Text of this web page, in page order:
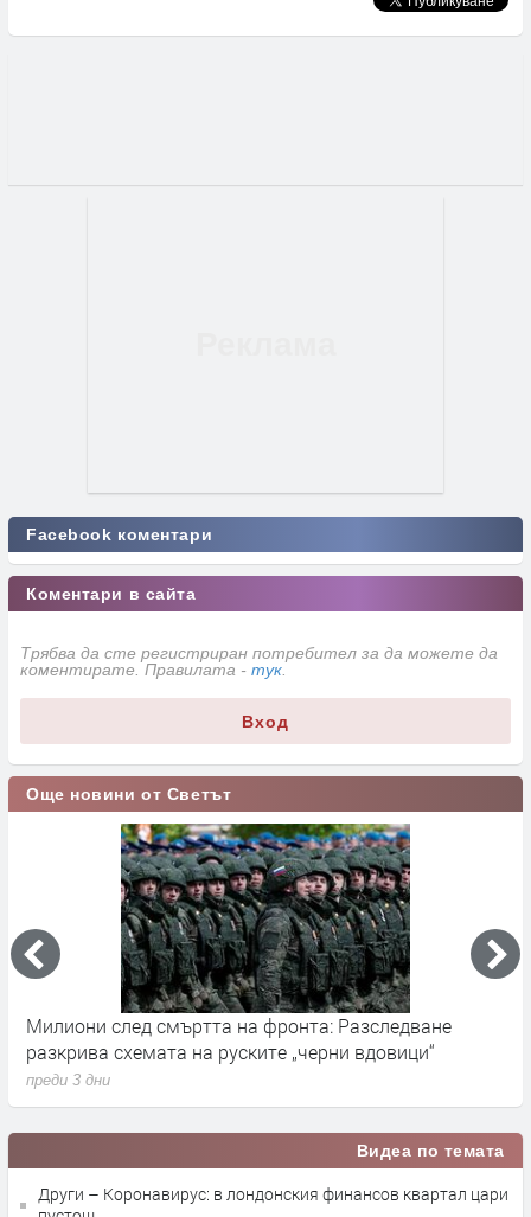
Facebook коментари
Коментари в сайта
Трябва да сте регистриран потребител за да можете да
коментирате. Правилата - тук
Вход
Още новини от Светът
Германските служби разследват руски
влияние върху местния вот през септември
Видеа по темата
Други – Коронавирус: в лондонския финансов квартал цари